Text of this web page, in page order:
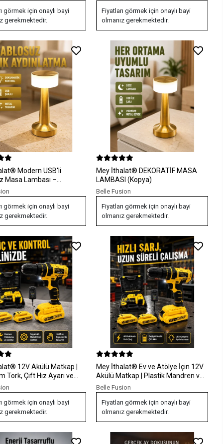
görmek için onaylı bayi
gerekmektedir.
Fiyatları görmek için onaylı bayi
olmanız gerekmektedir.
Modern USB'li
Masa Lambası –
Tasarım, 3 Farklı
Yeni Nesil
görmek için onaylı bayi
gerekmektedir.
Mey İthalat® DEKORATİF MASA
LAMBASI (Kopya)
Belle Fusion
Fiyatları görmek için onaylı bayi
olmanız gerekmektedir.
12V Akülü Matkap |
Tork, Çift Hız Ayarı ve
görmek için onaylı bayi
gerekmektedir.
Mey İthalat® Ev ve Atölye İçin 12V
Akülü Matkap | Plastik Mandren ve
Metal Şanzıman
Belle Fusion
Fiyatları görmek için onaylı bayi
olmanız gerekmektedir.